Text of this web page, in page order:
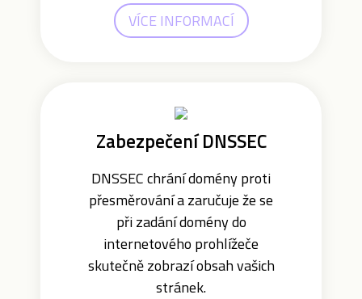
VÍCE INFORMACÍ
Zabezpečení DNSSEC
DNSSEC chrání domény proti
přesměrování a zaručuje že se
při zadání domény do
internetového prohlížeče
skutečně zobrazí obsah vašich
stránek.